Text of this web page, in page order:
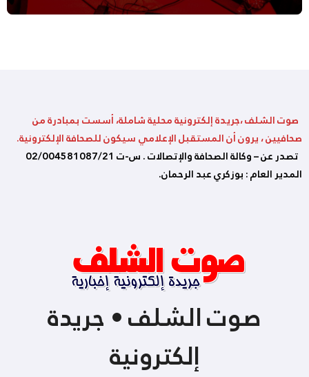
صوت الشلف ،جريدة إلكترونية محلية شاملة، أسست بمبادرة من
صحافيين ، يرون أن المستقبل الإعلامي سيكون للصحافة الإلكترونية.
تصدر عن – وكالة الصحافة والإتصالات . س-ت 02/004581087/21
المدير العام : بوزكري عبد الرحمان.
صوت الشلف • جريدة
إلكترونية